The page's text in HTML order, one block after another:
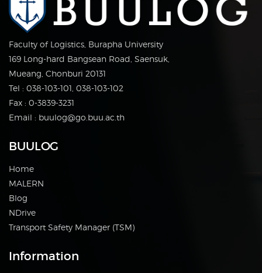
Faculty of Logistics, Burapha University
169 Long-hard Bangsean Road, Saensuk,
Mueang, Chonburi 20131
Tel : 038-103-101, 038-103-102
Fax : 0-3839-3231
Email : buulog@go.buu.ac.th
BUULOG
Home
MALERN
Blog
NDrive
Transport Safety Manager (TSM)
Information